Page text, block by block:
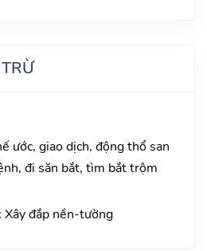
ước, giao dịch, động thổ san
đi săn bắt, tìm bắt trộm
Xây đắp nền-tường